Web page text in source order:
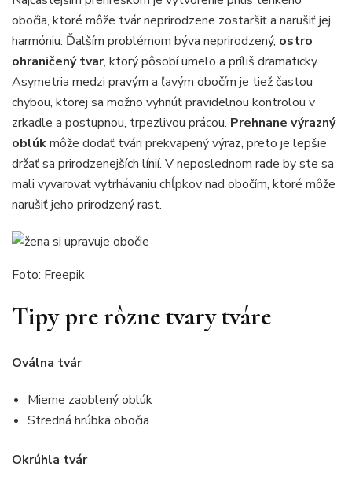
obočia, ktoré môže tvár neprirodzene zostaršiť a narušiť jej
harmóniu. Ďalším problémom býva neprirodzený, ostro
ohraničený tvar, ktorý pôsobí umelo a príliš dramaticky.
Asymetria medzi pravým a ľavým obočím je tiež častou
chybou, ktorej sa možno vyhnúť pravidelnou kontrolou v
zrkadle a postupnou, trpezlivou prácou. Prehnane výrazný
oblúkmôže dodať tvári prekvapený výraz, preto je lepšie
držať sa prirodzenejších línií. V neposlednom rade by ste sa
mali vyvarovať vytrhávaniu chĺpkov nad obočím, ktoré môže
narušiť jeho prirodzený rast.
Foto: Freepik
Tipy pre rôzne tvary tváre
Oválna tvár
Mierne zaoblený oblúk
Stredná hrúbka obočia
Okrúhla tvár